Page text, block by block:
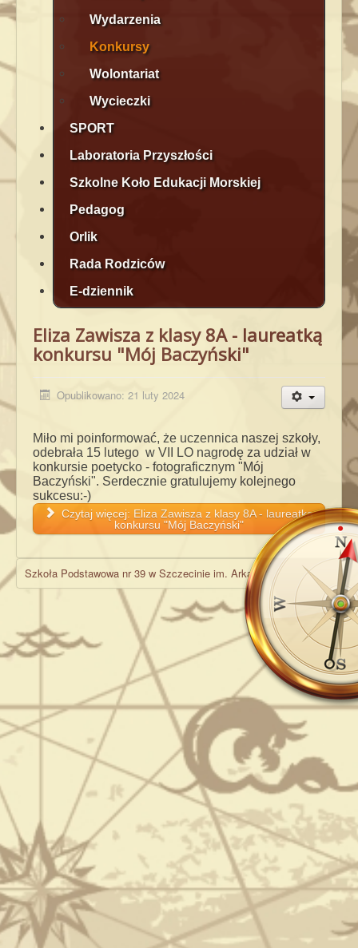
Wydarzenia
Konkursy
Wolontariat
Wycieczki
SPORT
Laboratoria Przyszłości
Szkolne Koło Edukacji Morskiej
Pedagog
Orlik
Rada Rodziców
E-dziennik
Eliza Zawisza z klasy 8A - laureatką
konkursu "Mój Baczyński"
Opublikowano: 21 luty 2024
Miło mi poinformować, że uczennica naszej szkoły,
odebrała 15 lutego w VII LO nagrodę za udział w
konkursie poetycko - fotograficznym "Mój
Baczyński". Serdecznie gratulujemy kolejnego
sukcesu:-)
Czytaj więcej: Eliza Zawisza z klasy 8A - laureatką
konkursu "Mój Baczyński"
Szkoła Podstawowa nr 39 w Szczecinie im. Arkadego Fiedlera